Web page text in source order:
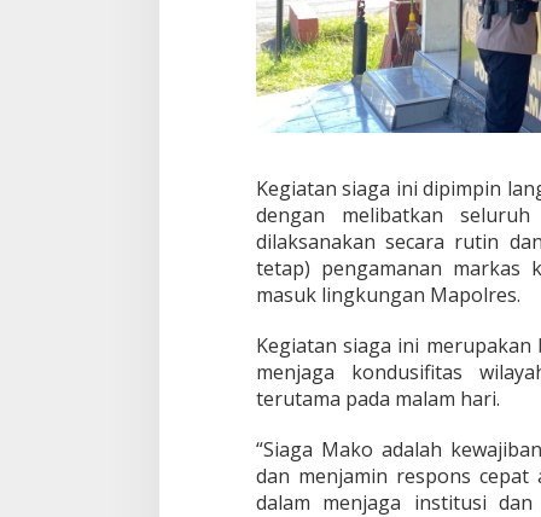
s
d
a
K
e
a
n
a
n
L
i
g
k
u
n
a
n
P
o
Kegiatan siaga ini dipimpin
dengan melibatkan
dilaksanakan secara rutin
tetap) pengamanan markas
masuk lingkungan Mapolres.
Kegiatan siaga ini
menjaga kondusifitas
terutama pada malam hari.
“Siaga Mako adalah
dan menjamin respons
dalam menjaga institusi dan